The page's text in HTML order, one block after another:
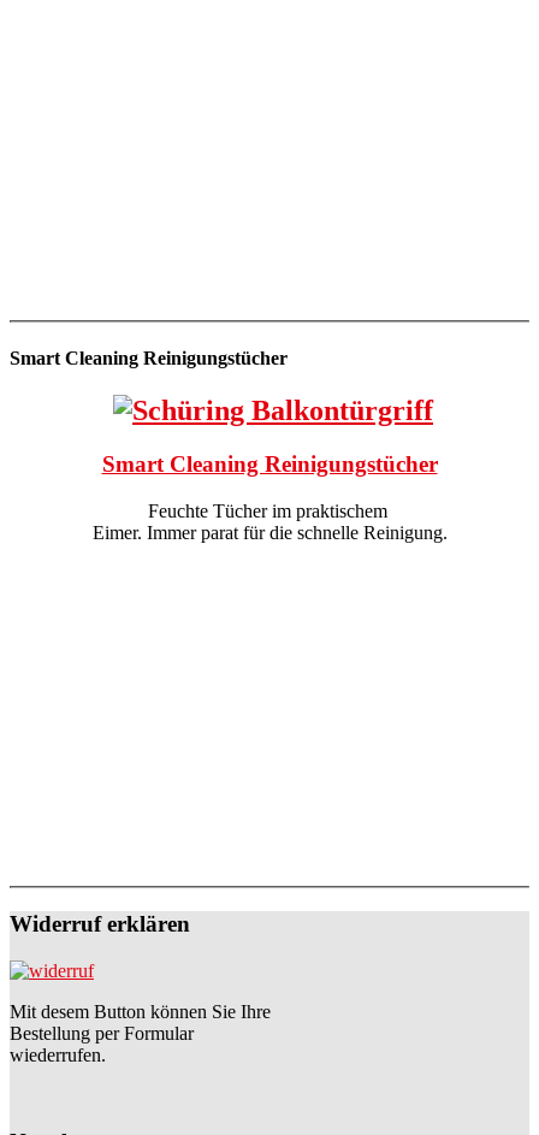
Smart Cleaning Reinigungstücher
Smart Cleaning Reinigungstücher
Feuchte Tücher im praktischem
Eimer. Immer parat für die schnelle Reinigung.
Widerruf erklären
Mit desem Button können Sie Ihre
Bestellung per Formular
wiederrufen.